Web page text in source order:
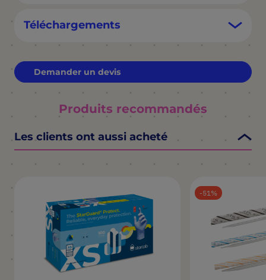
Téléchargements
Demander un devis
Produits recommandés
Les clients ont aussi acheté
51